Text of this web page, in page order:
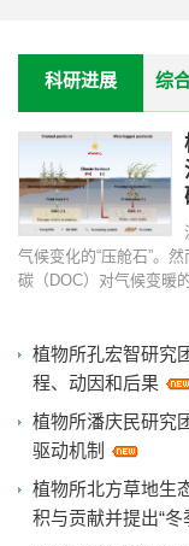
科研进展 综
气候变化的“压舱石”。
碳（DOC）对气候变暖
植物所孔宏智研究
程、动因和后果
植物所潘庆民研究
驱动机制
植物所北方草地生
积与贡献并提出“冬